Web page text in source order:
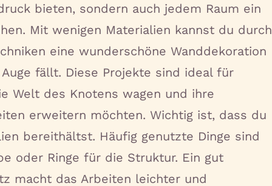
bieten, sondern auch jedem Raum ein
Mit wenigen Materialien kannst du durch
eine wunderschöne Wanddekoration
fällt. Diese Projekte sind ideal für
Welt des Knotens wagen und ihre
erweitern möchten. Wichtig ist, dass du
bereithältst. Häufig genutzte Dinge sind
oder Ringe für die Struktur. Ein gut
macht das Arbeiten leichter und